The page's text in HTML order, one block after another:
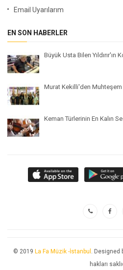
Email Uyarılarım
EN SON HABERLER
Büyük Usta Bilen
Murat Kekilli'den Muhteşem
Keman Türlerinin En Kalın
© 2019 La Fa Müzik -İstanbul . Designed
hakları